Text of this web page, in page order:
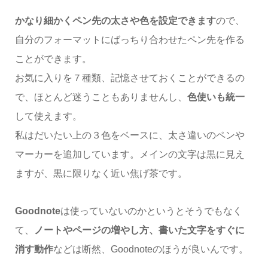
かなり細かくペン先の太さや色を設定できますので、
自分のフォーマットにばっちり合わせたペン先を作る
ことができます。
お気に入りを７種類、記憶させておくことができるの
で、ほとんど迷うこともありませんし、 色使いも統一
して使えます。
私はだいたい上の３色をベースに、太さ違いのペンや
マーカーを追加しています。メインの文字は黒に見え
ますが、黒に限りなく近い焦げ茶です。
Goodnoteは使っていないのかというとそうでもなく
て、
ノートやページの増やし方、書いた文字をすぐに
消す動作などは断然、Goodnoteのほうが良いんです。